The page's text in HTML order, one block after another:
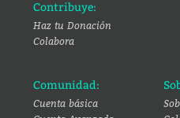
Contribuye:
Haz tu Donación
Colabora
Comunidad:
Cuenta básica